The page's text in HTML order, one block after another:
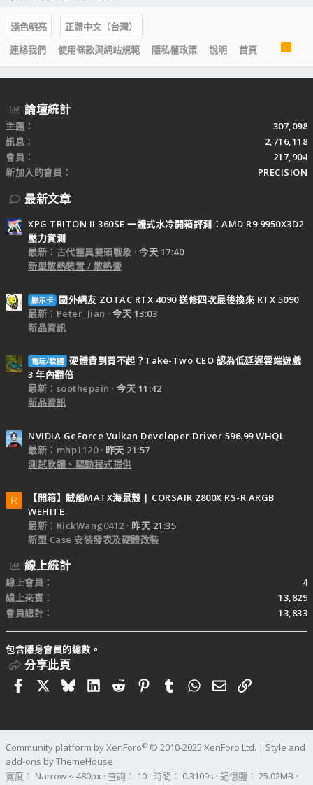
淺色明亮
正體中文（台灣）
連絡我們
使用條款與網站規範 隱私權政策 說明 首頁
S
論壇統計
主題
307,098
訊息
2,716,118
會員
217,904
新加入的會員
PRECISION
最新文章
XPG TRITON II 360SE 一體式水冷開箱評測：AMD R9 9950X3D2
壓力實測
最新：古代靈異雙頭戰象
今天 17:40
新型散熱裝置 / 散熱膏
顯示卡
國外網友 ZOTAC RTX 4090 送修四次最後換來 RTX 5090
最新：Peter_Jian
今天 13:03
新品資訊
電玩/軟體 硬體貴到買不起？Take-Two CEO 認為低延遲雲端遊戲
3 年內翻倍
最新：soothepain
今天 11:42
新品資訊
NVIDIA GeForce Vulkan Developer Driver 596.99 WHQL
最新：mhp1120
昨天 21:57
測試軟體、驅動程式提供
R
【開箱】賊船MATX海景殼 | CORSAIR 2800X RS-R ARGB
WEHITE
最新：RickWang0412
昨天 21:35
新型 Case 安裝發表及硬體改裝
線上統計
線上會員
4
線上來賓
13,829
會員總計
13,833
包含隱身會員的總數。
分享此頁
FacebookBlueskyLinkedIn
RedditPinterestTumblrWhatsApp
電子郵件
連結
Community platform by XenForo® © 2010-2025 XenForo Ltd. | Style and
add-ons by ThemeHouse
寬度
查詢 10 時間 0.3109s 記憶體 25.02MB